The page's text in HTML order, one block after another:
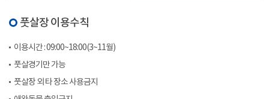
풋살장 이용수칙
이용시간 : 09:00~18:00(3~11월)
풋살경기만 가능
풋살장 외 타 장소 사용금지